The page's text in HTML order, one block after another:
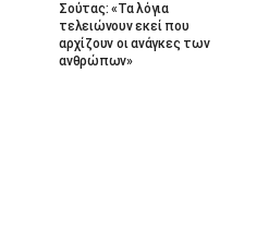
Σούτας: «Τα λόγια
τελειώνουν εκεί που
αρχίζουν οι ανάγκες των
ανθρώπων»